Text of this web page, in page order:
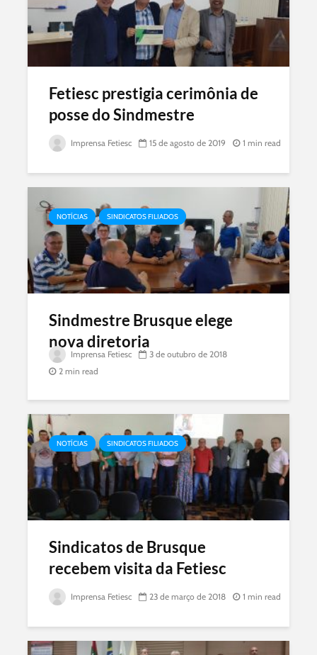
Fetiesc prestigia cerimônia de
posse do Sindmestre
Imprensa Fetiesc 15 de agosto de 2019 1 min read
NOTÍCIAS SINDICATOS FILIADOS
Sindmestre Brusque elege
nova diretoria
Imprensa Fetiesc
3 de outubro de 2018
2 min read
NOTÍCIAS SINDICATOS FILIADOS
Sindicatos de Brusque
recebem visita da Fetiesc
Imprensa Fetiesc 23 de março de 2018 1 min read